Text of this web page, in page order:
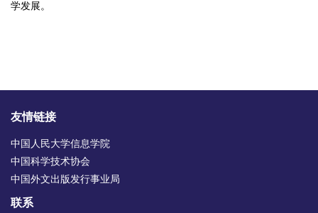
学发展。
友情链接
中国人民大学信息学院
中国科学技术协会
中国外文出版发行事业局
联系